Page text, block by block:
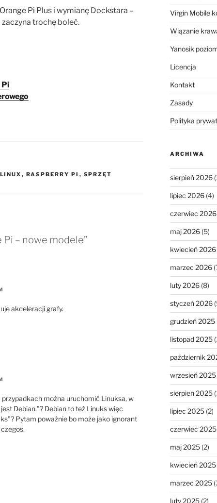
Pi Plus i wymianę Dockstara –
zaczyna trochę boleć.
Pi
LINUX , RASPBERRY PI , SPRZĘT
– nowe modele”
akceleracji grafy.
można uruchomić Linuksa, w
Debian.”? Debian to też Linuks więc
Pytam poważnie bo może jako ignorant
Virgin Mobile
Wiązanie
Yanosik
Licencja
Kontakt
Zasady
Polityka
ARCHIWA
sierpień 2026
lipiec 2026(4)
czerwiec 2026
maj 2026(5)
kwiecień 2026
marzec 2026
luty 2026(8)
styczeń 2026
grudzień 2025
listopad 2025
październik
wrzesień 2025
sierpień 2025
lipiec 2025(2)
czerwiec 2025
maj 2025(2)
kwiecień 2025
marzec 2025
luty 2025(2)